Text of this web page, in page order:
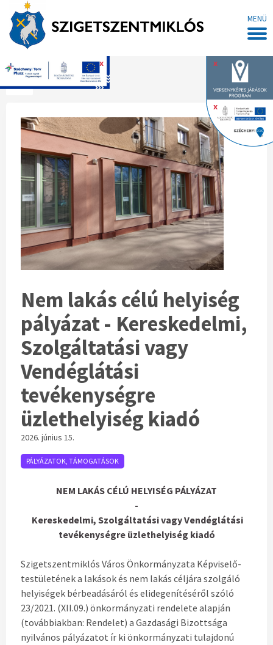
MENÜ
x
x
x
Főoldal
Nem lakás célú helyiség
pályázat - Kereskedelmi,
Szolgáltatási vagy
Vendéglátási
tevékenységre
üzlethelyiség kiadó
2026. június 15.
PÁLYÁZATOK, TÁMOGATÁSOK
NEM LAKÁS CÉLÚ HELYISÉG PÁLYÁZAT
-
Kereskedelmi, Szolgáltatási vagy Vendéglátási
tevékenységre üzlethelyiség kiadó
Szigetszentmiklós Város Önkormányzata Képviselő-
testületének a lakások és nem lakás céljára szolgáló
helyiségek bérbeadásáról és elidegenítéséről szóló
23/2021. (XII.09.) önkormányzati rendelete alapján
(továbbiakban: Rendelet) a Gazdasági Bizottsága
nyilvános pályázatot ír ki önkormányzati tulajdonú